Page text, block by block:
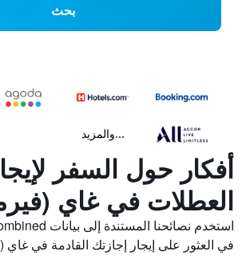
بحث
...والمزيد
أفكار حول السفر
العطلات في غاي
في العثور على إيجار إجازتك القادمة في